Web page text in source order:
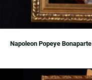
Napoleon Popeye Bonaparte